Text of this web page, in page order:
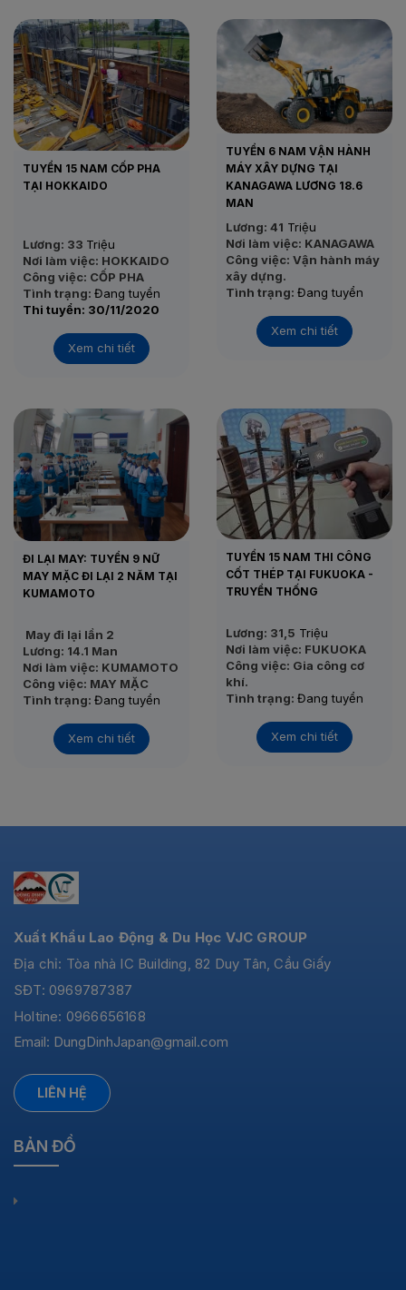
• Tình trạng: Đang tuyển
• Thi tuyển: Sau khi đủ
form
TUYỂN 15 NAM CỐP PHA
TẠI HOKKAIDO
Lương: 33 Triệu
Nơi làm việc: HOKKAIDO
Công việc: CỐP PHA
Tình trạng: Đang tuyển
Thi tuyển: 30/11/2020
Xem chi tiết
TUYỂN 6 NAM VẬN HÀNH
MÁY XÂY DỰNG TẠI
KANAGAWA LƯƠNG 18.6
MAN
Lương: 41 Triệu
Nơi làm việc: KANAGAWA
Công việc: Vận hành máy
xây dựng.
Tình trạng: Đang tuyển
Xem chi tiết
ĐI LẠI MAY: TUYỂN 9 NỮ
MAY MẶC ĐI LẠI 2 NĂM TẠI
KUMAMOTO
May đi lại lần 2
Lương: 14.1 Man
Nơi làm việc: KUMAMOTO
Công việc: MAY MẶC
Tình trạng: Đang tuyển
Xem chi tiết
TUYỂN 15 NAM THI CÔNG
CỐT THÉP TẠI FUKUOKA -
TRUYỀN THỐNG
Lương: 31,5 Triệu
Nơi làm việc: FUKUOKA
Công việc: Gia công cơ
khí.
Tình trạng: Đang tuyển
Xem chi tiết
Xuất Khẩu Lao Động & Du Học VJC GROUP
Địa chỉ: Tòa nhà IC Building, 82 Duy Tân, Cầu Giấy
SĐT: 0969787387
Holtine: 0966656168
Email: DungDinhJapan@gmail.com
LIÊN HỆ
BẢN ĐỒ